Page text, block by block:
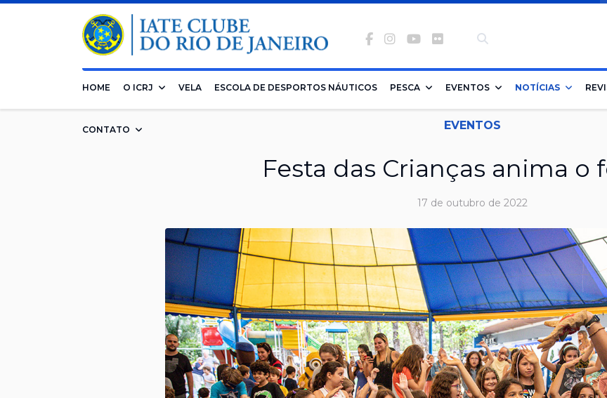
Facebook
Instagram
Youtube
Flickr
banco
HOME O ICRJ VELA ESCOLA DE DESPORTOS NÁUTICOS PESCA EVENTOS NOTÍCIAS
CONTATO EVENTOS
Festa das Crianças anima o
17 de outubro de 2022